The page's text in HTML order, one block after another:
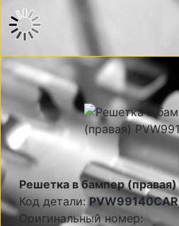
Решетка в бампер (правая)
Код детали:PVW99140CAR
Оригинальный номер: